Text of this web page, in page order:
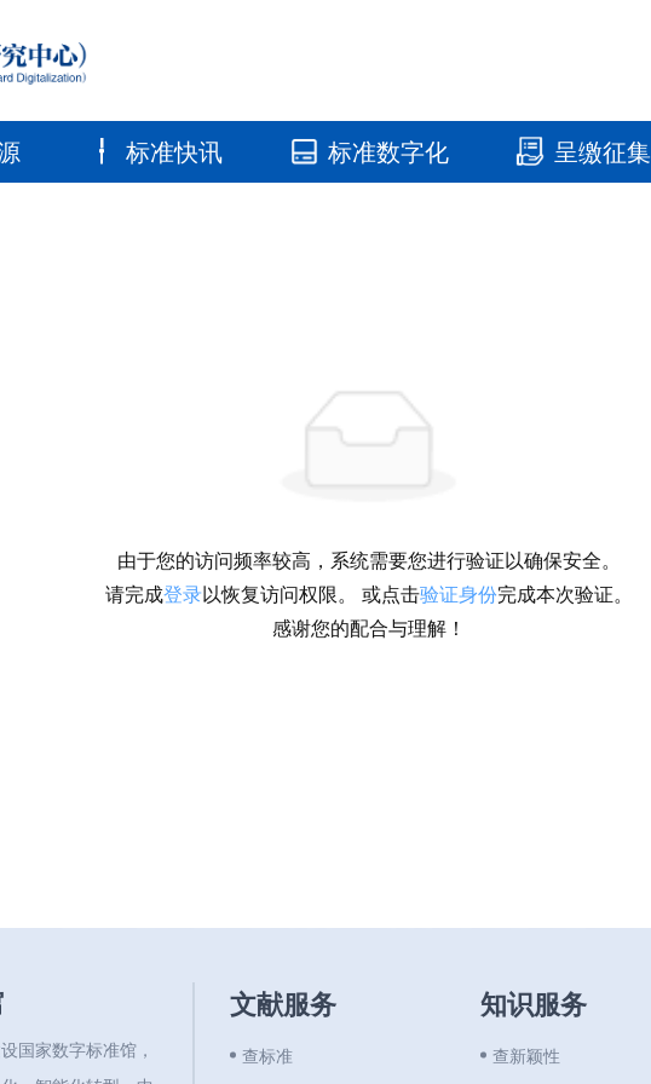
标准快讯 标准数字化 呈缴征集
由于您的访问频率较高，系统需要您进行验证以确保安全。
请完成登录以恢复访问权限。 或点击验证身份完成本次验证。
感谢您的配合与理解！
国家数字标准馆，
文献服务
查标准
知识服务
查新颖性